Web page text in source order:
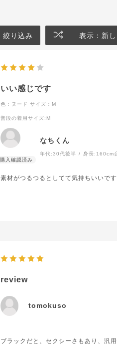
絞り込み 表示：新
いい感じです
色：ヌード サイズ：M
普段の着用サイズ:M
なちくん
年代:30代後半 身長: 160cm
素材がつるつるとしてて気持ちいいで
review
tomokuso
ブラックだと、セクシーさもあり、汎用